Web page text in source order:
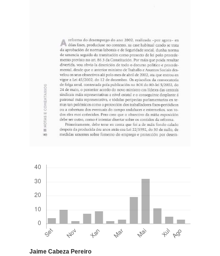
Jaime Cabeza Pereiro